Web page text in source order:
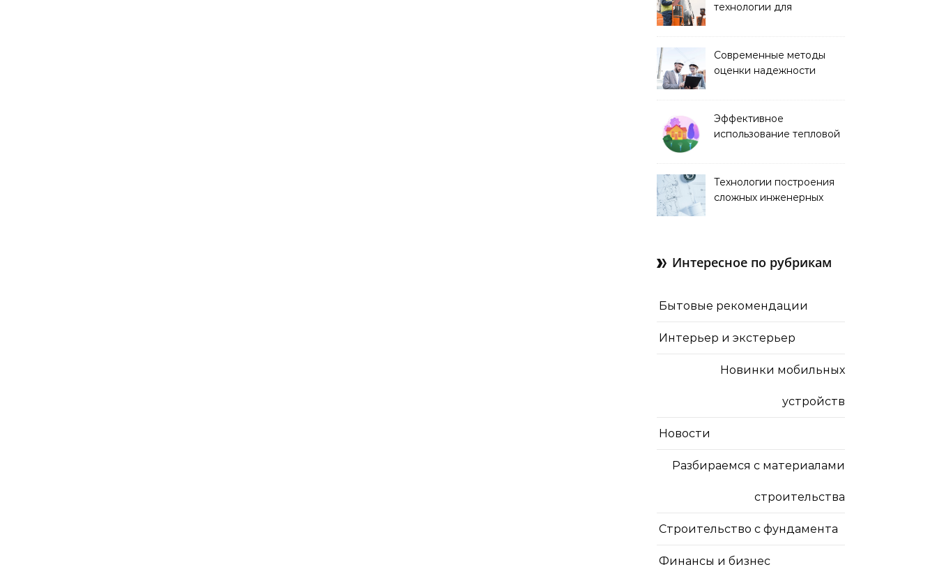
технологии для
Современные методы
оценки надежности
Эффективное
использование тепловой
Технологии построения
сложных инженерных
Интересное по рубрикам
Бытовые рекомендации
Интерьер и экстерьер
Новинки мобильных
устройств
Новости
Разбираемся с материалами
строительства
Строительство с фундамента
Финансы и бизнес